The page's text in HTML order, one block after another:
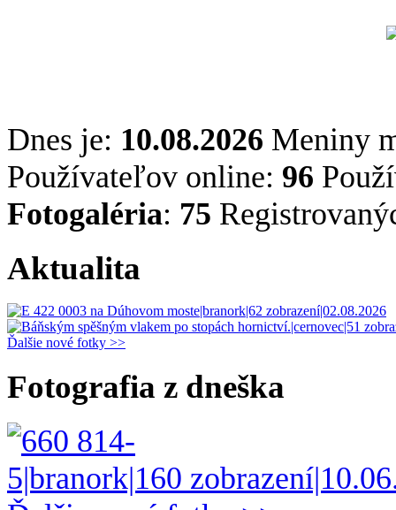
Dnes je: 10.08.2026 Meniny
Používateľov online: 96
Fotogaléria: 75
Aktualita
Ďalšie nové fotky >>
Fotografia z dneška